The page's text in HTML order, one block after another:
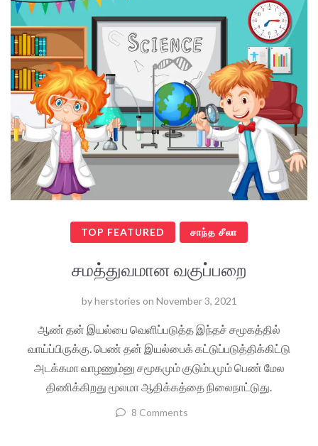
TOP FEATURED சாந்த சீலா
சமத்துவமான வகுப்பறை
byherstories on November 3, 2021
ஆண் தன் இயல்பை வெளிப்படுத்த இந்தச் சமூகத்தில்
வாய்ப்பிருக்கு. பெண் தன் இயல்பைக் கட்டுப்படுத்திக்கிட்டு
அடக்கமா வாழணும்னு சமூகமும் குடும்பமும் பெண் மேல
திணிக்கிறது மூலமா ஆதிக்கத்தை நிலைநாட்டுது.
8 Comments